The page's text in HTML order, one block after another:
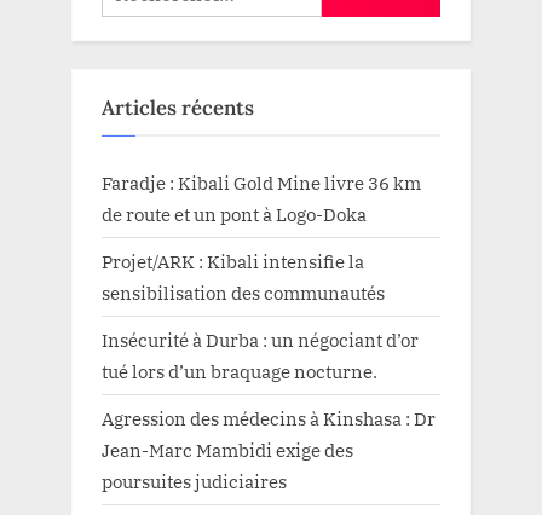
Articles récents
Faradje : Kibali Gold Mine livre 36 km
de route et un pont à Logo-Doka
Projet/ARK : Kibali intensifie la
sensibilisation des communautés
Insécurité à Durba : un négociant d’or
tué lors d’un braquage nocturne.
Agression des médecins à Kinshasa : Dr
Jean-Marc Mambidi exige des
poursuites judiciaires